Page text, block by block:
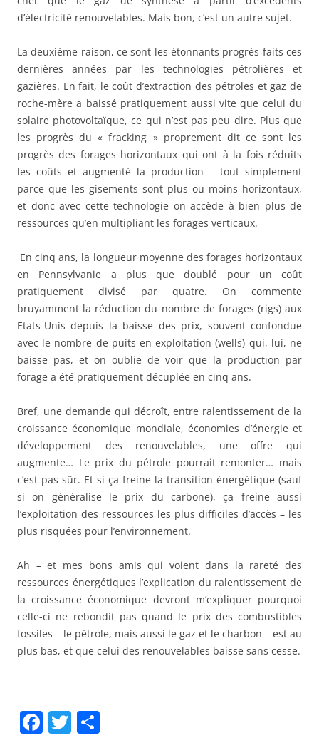
d’électricité renouvelables. Mais bon, c’est un autre sujet.
La deuxième raison, ce sont les étonnants progrès faits ces
dernières années par les technologies pétrolières et
gazières. En fait, le coût d’extraction des pétroles et gaz de
roche-mère a baissé pratiquement aussi vite que celui du
solaire photovoltaïque, ce qui n’est pas peu dire. Plus que
les progrès du « fracking » proprement dit ce sont les
progrès des forages horizontaux qui ont à la fois réduits
les coûts et augmenté la production – tout simplement
parce que les gisements sont plus ou moins horizontaux,
et donc avec cette technologie on accède à bien plus de
ressources qu’en multipliant les forages verticaux.
En cinq ans, la longueur moyenne des forages horizontaux
en Pennsylvanie a plus que doublé pour un coût
pratiquement divisé par quatre. On commente
bruyamment la réduction du nombre de forages (rigs) aux
Etats-Unis depuis la baisse des prix, souvent confondue
avec le nombre de puits en exploitation (wells) qui, lui, ne
baisse pas, et on oublie de voir que la production par
forage a été pratiquement décuplée en cinq ans.
Bref, une demande qui décroît, entre ralentissement de la
croissance économique mondiale, économies d’énergie et
développement des renouvelables, une offre qui
augmente… Le prix du pétrole pourrait remonter… mais
c’est pas sûr. Et si ça freine la transition énergétique (sauf
si on généralise le prix du carbone), ça freine aussi
l’exploitation des ressources les plus difficiles d’accès – les
plus risquées pour l’environnement.
Ah – et mes bons amis qui voient dans la rareté des
ressources énergétiques l’explication du ralentissement de
la croissance économique devront m’expliquer pourquoi
celle-ci ne rebondit pas quand le prix des combustibles
fossiles – le pétrole, mais aussi le gaz et le charbon – est au
plus bas, et que celui des renouvelables baisse sans cesse.
F T